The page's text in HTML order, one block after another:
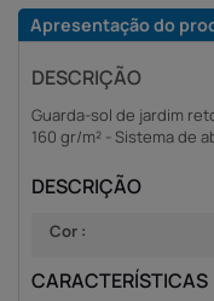
Apresentação do
DESCRIÇÃO
Guarda-sol de jardim
160 gr/m² - Sistema de
DESCRIÇÃO
Cor :
CARACTERÍSTICAS